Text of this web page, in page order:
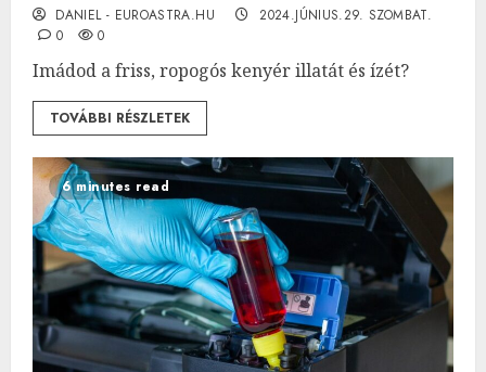
DANIEL - EUROASTRA.HU
2024.JÚNIUS.29. SZOMBAT.
0
0
Imádod a friss, ropogós kenyér illatát és ízét?
TOVÁBBI RÉSZLETEK
6 minutes read